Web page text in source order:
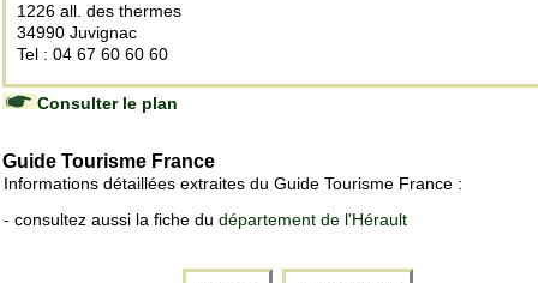
1226 all. des thermes
34990 Juvignac
Tel : 04 67 60 60 60
Consulter le plan
Guide Tourisme France
Informations détaillées extraites du Guide Tourisme France :
- consultez aussi la fiche du département de l'Hérault